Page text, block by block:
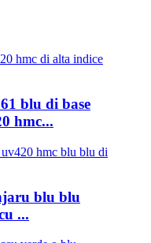
blu di base
hmc...
blu blu
...